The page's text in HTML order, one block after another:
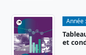
Année :
et